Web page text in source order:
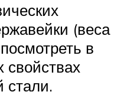
(веса
в
свойствах
стали.